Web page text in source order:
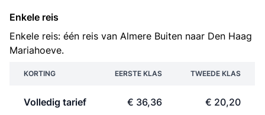
Enkele reis
Enkele reis: één reis van Almere Buiten naar Den Haag
Mariahoeve.
KORTING EERSTE KLAS TWEEDE KLAS
Volledig tarief € 36,36 € 20,20